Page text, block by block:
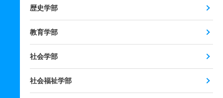
歴史学部
教育学部
社会学部
社会福祉学部